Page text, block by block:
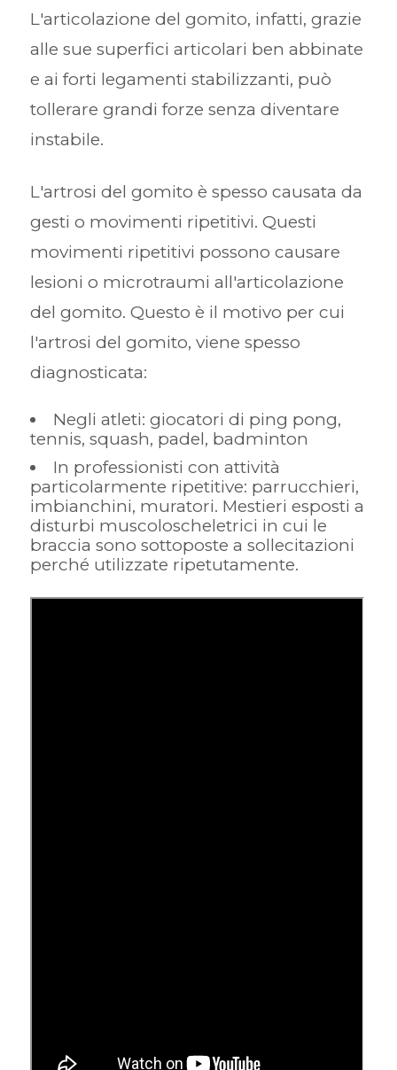
L'articolazione del gomito, infatti, grazie
alle sue superfici articolari ben abbinate
e ai forti legamenti stabilizzanti, può
tollerare grandi forze senza diventare
instabile.
L'artrosi del gomito è spesso causata da
gesti o movimenti ripetitivi. Questi
movimenti ripetitivi possono causare
lesioni o microtraumi all'articolazione
del gomito. Questo è il motivo per cui
l'artrosi del gomito, viene spesso
diagnosticata:
Negli atleti: giocatori di ping pong,
tennis, squash, padel, badminton
In professionisti con attività
particolarmente ripetitive: parrucchieri,
imbianchini, muratori. Mestieri esposti a
disturbi muscoloscheletrici in cui le
braccia sono sottoposte a sollecitazioni
perché utilizzate ripetutamente.